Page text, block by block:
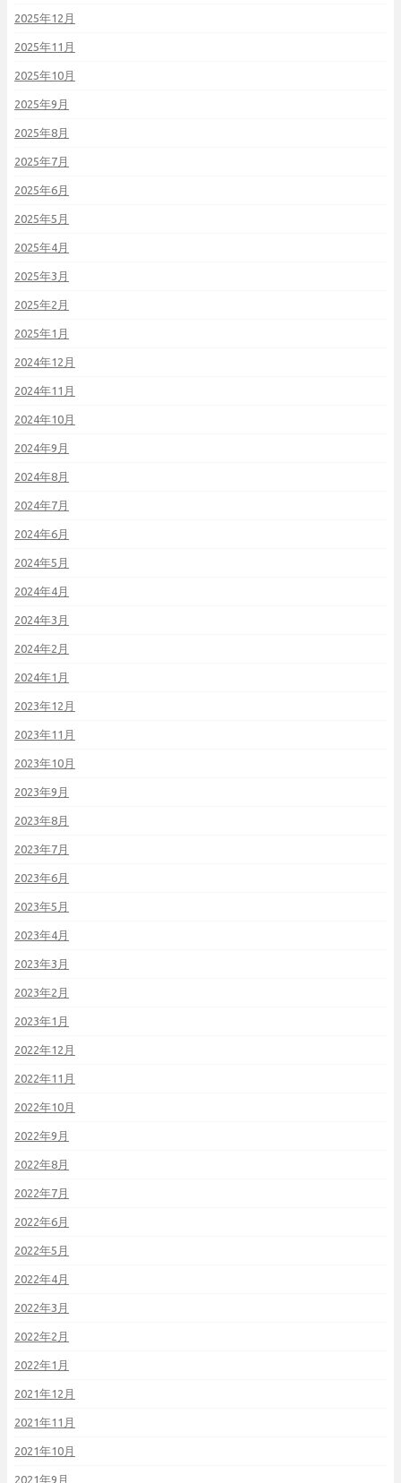
2025年12月
2025年11月
2025年10月
2025年9月
2025年8月
2025年7月
2025年6月
2025年5月
2025年4月
2025年3月
2025年2月
2025年1月
2024年12月
2024年11月
2024年10月
2024年9月
2024年8月
2024年7月
2024年6月
2024年5月
2024年4月
2024年3月
2024年2月
2024年1月
2023年12月
2023年11月
2023年10月
2023年9月
2023年8月
2023年7月
2023年6月
2023年5月
2023年4月
2023年3月
2023年2月
2023年1月
2022年12月
2022年11月
2022年10月
2022年9月
2022年8月
2022年7月
2022年6月
2022年5月
2022年4月
2022年3月
2022年2月
2022年1月
2021年12月
2021年11月
2021年10月
2021年9月